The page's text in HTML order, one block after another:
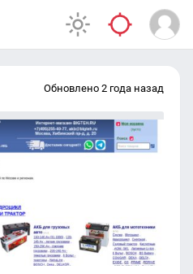
Обновлено 2 года назад